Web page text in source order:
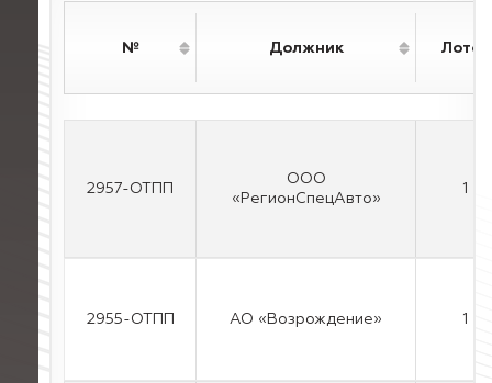
№ Должник Лотов
2957-ОТПП
ООО
«РегионСпецАвто»
1
2955-ОТПП АО «Возрождение» 1